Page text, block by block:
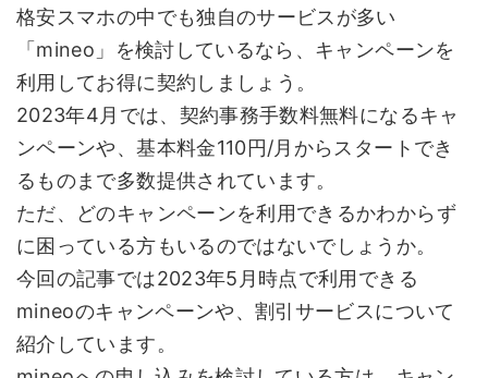
格安スマホの中でも独自のサービスが多い
「mineo」を検討しているなら、キャンペーンを
利用してお得に契約しましょう。
2023年4月では、契約事務手数料無料になるキャ
ンペーンや、基本料金110円/月からスタートでき
るものまで多数提供されています。
ただ、どのキャンペーンを利用できるかわからず
に困っている方もいるのではないでしょうか。
今回の記事では2023年5月時点で利用できる
mineoのキャンペーンや、割引サービスについて
紹介しています。